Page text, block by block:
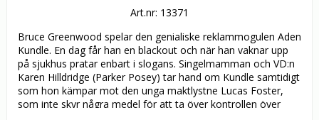
Art.nr: 13371
Bruce Greenwood spelar den genialiske reklammogulen Aden
Kundle. En dag får han en blackout och när han vaknar upp
på sjukhus pratar enbart i slogans. Singelmamman och VD:n
Karen Hilldridge (Parker Posey) tar hand om Kundle samtidigt
som hon kämpar mot den unga maktlystne Lucas Foster,
som inte skyr några medel för att ta över kontrollen över